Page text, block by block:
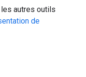
autres outils
de